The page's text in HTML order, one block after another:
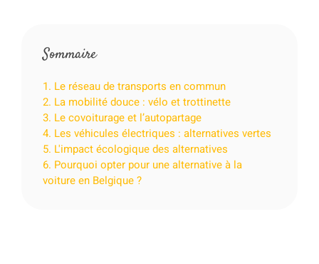
Sommaire
1. Le réseau de transports en commun
2. La mobilité douce : vélo et trottinette
3. Le covoiturage et l’autopartage
4. Les véhicules électriques : alternatives vertes
5. L'impact écologique des alternatives
6. Pourquoi opter pour une alternative à la
voiture en Belgique ?